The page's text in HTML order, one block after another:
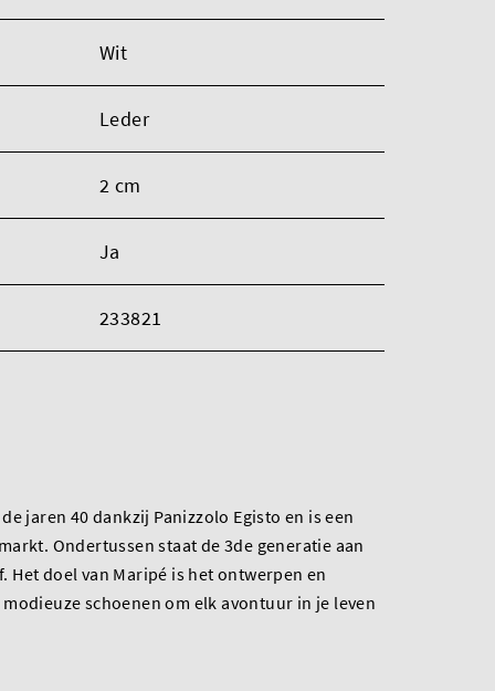
Wit
Leder
2 cm
Ja
233821
jaren 40 dankzij Panizzolo Egisto en is een
Ondertussen staat de 3de generatie aan
doel van Maripé is het ontwerpen en
schoenen om elk avontuur in je leven